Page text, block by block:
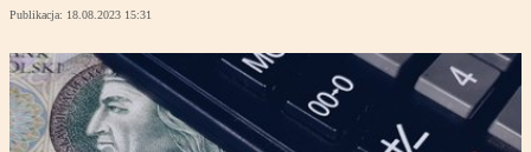
Publikacja: 18.08.2023 15:31